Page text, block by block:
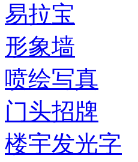
易拉宝
形象墙
喷绘写真
门头招牌
楼宇发光字